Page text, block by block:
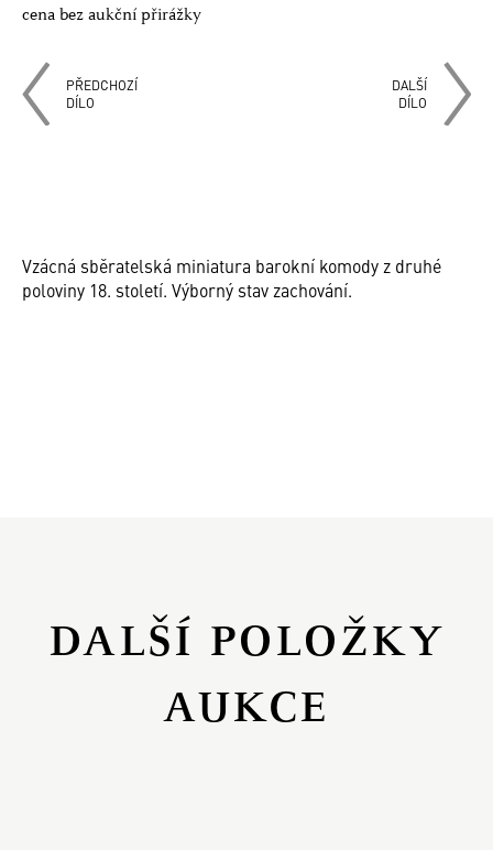
cena bez aukční přirážky
PŘEDCHOZÍ
DÍLO
DALŠÍ
DÍLO
Vzácná sběratelská miniatura barokní komody z druhé
poloviny 18. století. Výborný stav zachování.
DALŠÍ POLOŽKY
AUKCE